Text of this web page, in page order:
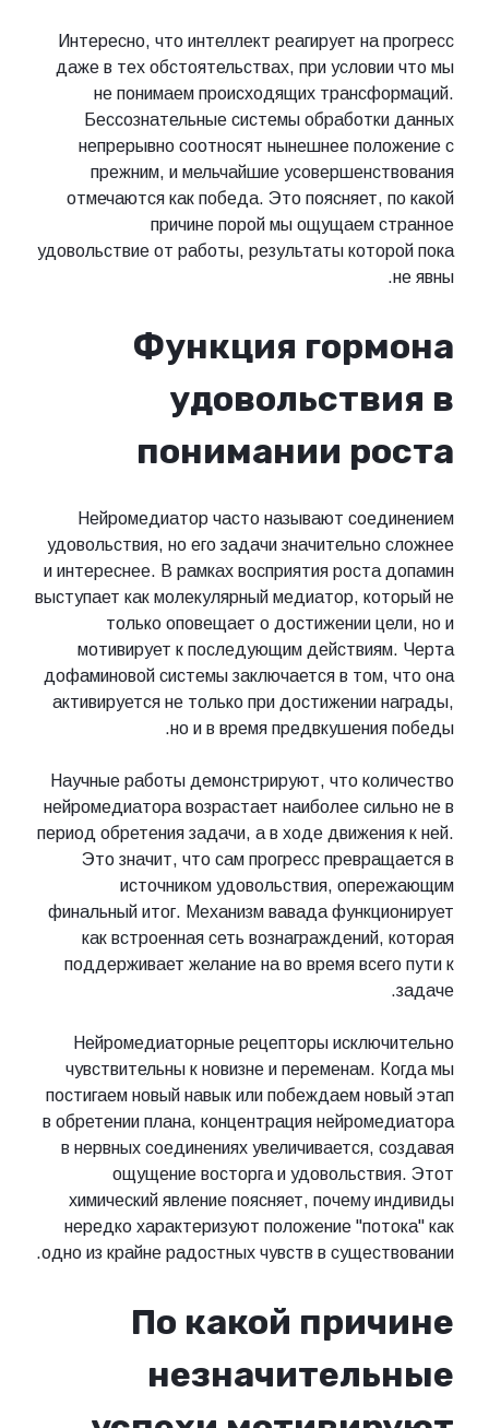
Интересно, что интеллект реагирует на прогресс
даже в тех обстоятельствах, при условии что мы
не понимаем происходящих трансформаций.
Бессознательные системы обработки данных
непрерывно соотносят нынешнее положение с
прежним, и мельчайшие усовершенствования
отмечаются как победа. Это поясняет, по какой
причине порой мы ощущаем странное
удовольствие от работы, результаты которой пока
не явны.
Функция гормона
удовольствия в
понимании роста
Нейромедиатор часто называют соединением
удовольствия, но его задачи значительно сложнее
и интереснее. В рамках восприятия роста допамин
выступает как молекулярный медиатор, который не
только оповещает о достижении цели, но и
мотивирует к последующим действиям. Черта
дофаминовой системы заключается в том, что она
активируется не только при достижении награды,
но и в время предвкушения победы.
Научные работы демонстрируют, что количество
нейромедиатора возрастает наиболее сильно не в
период обретения задачи, а в ходе движения к ней.
Это значит, что сам прогресс превращается в
источником удовольствия, опережающим
финальный итог. Механизм вавада функционирует
как встроенная сеть вознаграждений, которая
поддерживает желание на во время всего пути к
задаче.
Нейромедиаторные рецепторы исключительно
чувствительны к новизне и переменам. Когда мы
постигаем новый навык или побеждаем новый этап
в обретении плана, концентрация нейромедиатора
в нервных соединениях увеличивается, создавая
ощущение восторга и удовольствия. Этот
химический явление поясняет, почему индивиды
нередко характеризуют положение "потока" как
одно из крайне радостных чувств в существовании.
По какой причине
незначительные